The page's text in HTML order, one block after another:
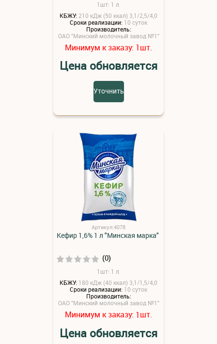
1шт: 1 л.
КБЖУ:210 кДж (50 ккал) 3,1/2,5/4,0
Сроки реализации: 10 суток
Производитель:
ОАО "Минский молочный завод №1"
Минимум к заказу: 1шт.
Цена обновляется
Уточнить
Артикул:4078
Кефир 1,6% 1 л "Минская марка"
(0)
1шт: 1 л.
КБЖУ: 180 кДж (40 ккал) 3,1/1,5/4,0
Сроки реализации: 10 суток
Производитель:
ОАО "Минский молочный завод №1"
Минимум к заказу: 1шт.
Цена обновляется